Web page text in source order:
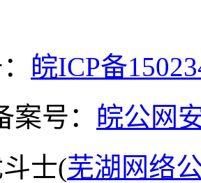
皖ICP备
案号： 皖公网
士(芜湖网络